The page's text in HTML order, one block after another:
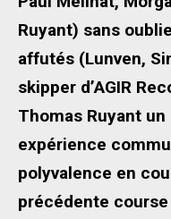
Ruyant) sans
affutés (Lunven,
skipper d’AGIR
Thomas Ruyant
expérience
polyvalence en
précédente